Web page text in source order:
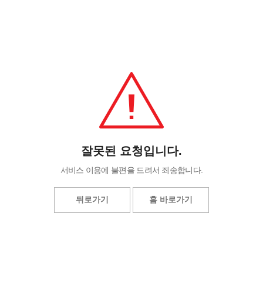
잘못된 요청입니다.
서비스 이용에 불편을 드려서 죄송합니다.
뒤로가기 홈 바로가기